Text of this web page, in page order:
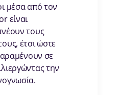
μέσα από τον
είναι
τους
έτσι ώστε
σε
την